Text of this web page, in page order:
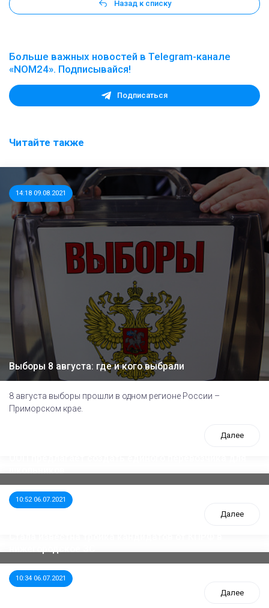
Назад к списку
Больше важных новостей в Telegram-канале
«NOM24». Подписывайся!
Подписаться
Читайте также
14:18 09.08.2021
Выборы 8 августа: где и кого выбрали
8 августа выборы прошли в одном регионе России –
Приморском крае.
Далее
10:52 06.07.2021
Далее
10:34 06.07.2021
Далее